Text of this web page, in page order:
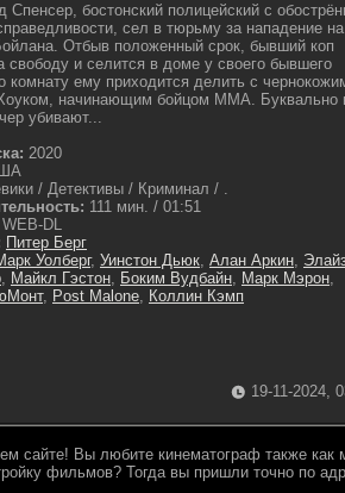
Спенсер, бостонский полицейский с
сел в тюрьму за нападение на
Отбыв положенный срок, бывший коп
свободу и селится в доме у своего бывшего
комнату ему приходится делить с
начинающим бойцом MMA. Буквально
убивают...
2020
/ Детективы / Криминал / .
111 мин. / 01:51
WEB-DL
Питер Берг
Уолберг, Уинстон Дьюк, Алан Аркин,
, Майкл Гэстон, Боким Вудбайн, Марк Мэрон,
, Post Malone, Коллин Кэмп
19-11-2024,
сайте! Вы любите кинематограф также как
фильмов? Тогда вы пришли точно по